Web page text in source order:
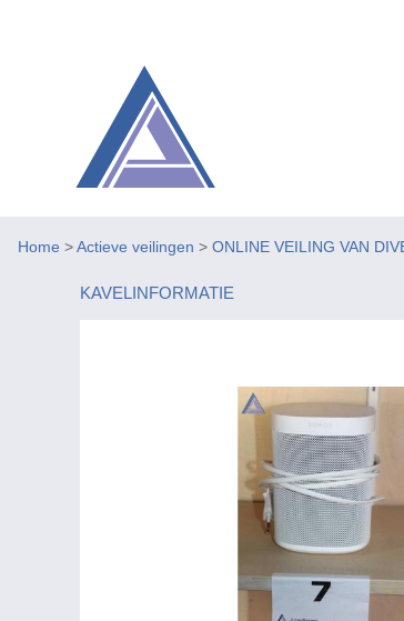
Home >Actieve veilingen > ONLINE VEILING VAN
KAVELINFORMATIE